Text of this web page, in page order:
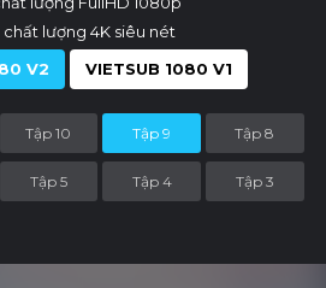
chất lượng 4K siêu nét
V2
VIETSUB 1080 V1
Tập 10 Tập 9 Tập 8
Tập 5 Tập 4 Tập 3